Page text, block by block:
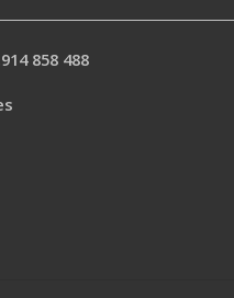
858 488